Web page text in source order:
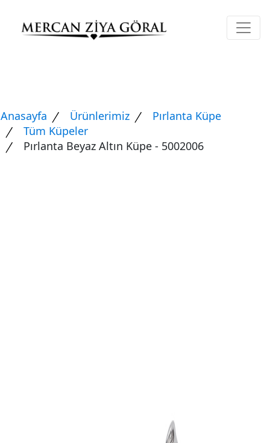
Anasayfa Ürünlerimiz
Pırlanta Küpe
Tüm Küpeler
Pırlanta Beyaz Altın Küpe - 5002006